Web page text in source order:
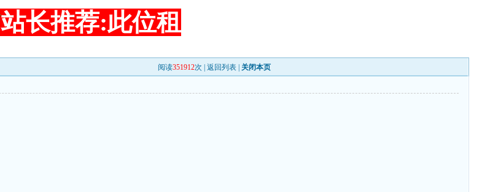
站长推荐:此位租
阅读351912次 |返回列表 关闭本页